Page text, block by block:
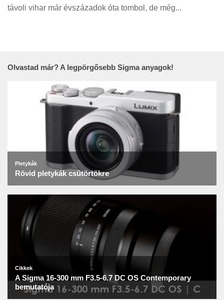
távoli vihar már évszázadok óta tombol, de még...
Olvastad már? A legpörgősebb Sigma anyagok!